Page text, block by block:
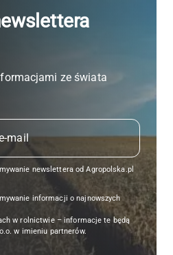
ze świata
newslettera od Agropolska.pl
informacji o najnowszych
w rolnictwie – informacje te będą
w imieniu partnerów.